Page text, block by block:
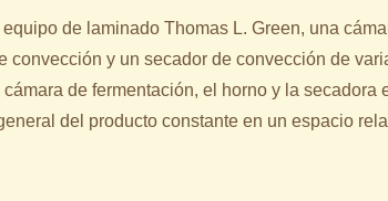
de laminado Thomas L. Green, una
convección y un secador de convección de
de fermentación, el horno y la secadora
del producto constante en un espacio